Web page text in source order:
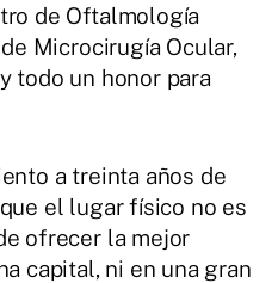
de Oftalmología
Microcirugía Ocular,
todo un honor para
a treinta años de
el lugar físico no es
ofrecer la mejor
capital, ni en una gran